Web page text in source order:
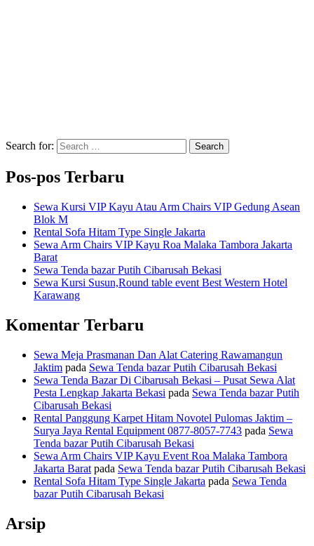
Search for: Search
Pos-pos Terbaru
Sewa Kursi VIP Kayu Atau Arm Chairs VIP Gedung Asean
Blok M
Rental Sofa Hitam Type Single Jakarta
Sewa Arm Chairs VIP Kayu Roa Malaka Tambora Jakarta
Barat
Sewa Tenda bazar Putih Cibarusah Bekasi
Sewa Kursi Susun,Round table event Best Western Hotel
Karawang
Komentar Terbaru
Sewa Meja Prasmanan Dan Alat Catering Rawamangun
Jaktim pada Sewa Tenda bazar Putih Cibarusah Bekasi
Sewa Tenda Bazar Di Cibarusah Bekasi – Pusat Sewa Alat
Pesta Lengkap Jakarta Bekasi pada Sewa Tenda bazar Putih
Cibarusah Bekasi
Rental Panggung Karpet Hitam Novotel Pulomas Jaktim –
Surya Jaya Rental Equipment 0877-8057-7743 pada Sewa
Tenda bazar Putih Cibarusah Bekasi
Sewa Arm Chairs VIP Kayu Event Roa Malaka Tambora
Jakarta Barat pada Sewa Tenda bazar Putih Cibarusah Bekasi
Rental Sofa Hitam Type Single Jakarta pada Sewa Tenda
bazar Putih Cibarusah Bekasi
Arsip